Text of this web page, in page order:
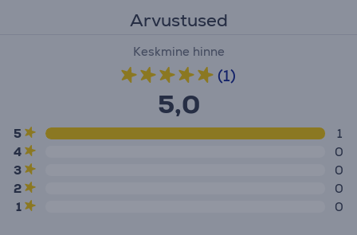
Arvustused
Keskmine hinne
(1)
5,0
5
1
4
0
3
0
2
0
1
0